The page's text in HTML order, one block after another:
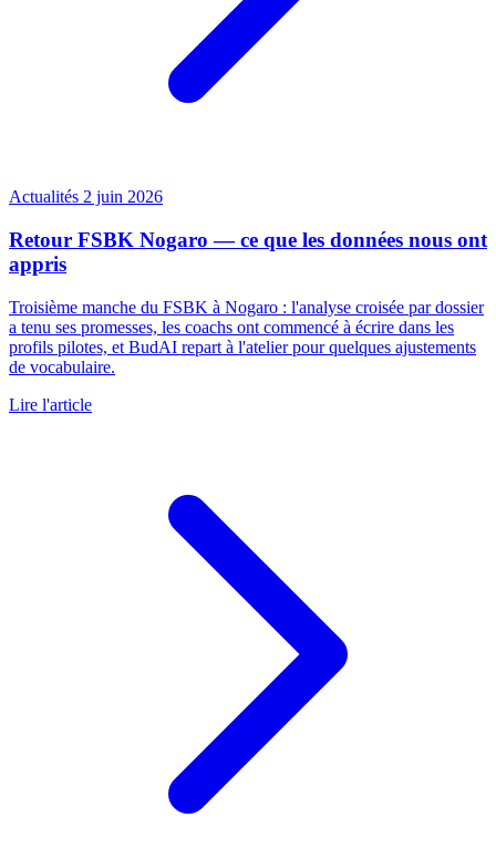
Actualités 2 juin 2026
Retour FSBK Nogaro — ce que les données nous ont
appris
Troisième manche du FSBK à Nogaro : l'analyse croisée par dossier
a tenu ses promesses, les coachs ont commencé à écrire dans les
profils pilotes, et BudAI repart à l'atelier pour quelques ajustements
de vocabulaire.
Lire l'article